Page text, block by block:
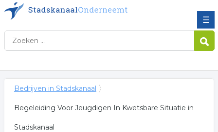
☰
Bedrijven in Stadskanaal
Begeleiding Voor Jeugdigen In Kwetsbare Situatie in
Stadskanaal